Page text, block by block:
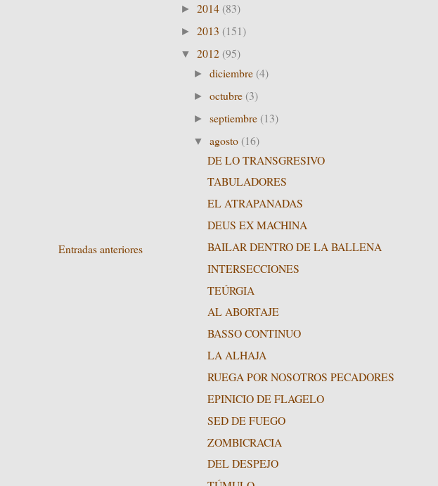
Entradas anteriores
► 2014 (83)
► 2013 (151)
▼ 2012 (95)
►diciembre (4)
►octubre (3)
►septiembre (13)
▼agosto (16)
DE LO TRANSGRESIVO
TABULADORES
EL ATRAPANADAS
DEUS EX MACHINA
BAILAR DENTRO DE LA BALLENA
INTERSECCIONES
TEÚRGIA
AL ABORTAJE
BASSO CONTINUO
LA ALHAJA
RUEGA POR NOSOTROS PECADORES
EPINICIO DE FLAGELO
SED DE FUEGO
ZOMBICRACIA
DEL DESPEJO